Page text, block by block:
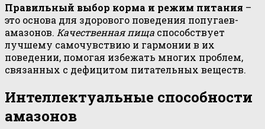
Правильный выбор корма и режим питания –
это основа для здорового поведения попугаев-
амазонов. Качественная пища способствует
лучшему самочувствию и гармонии в их
поведении, помогая избежать многих проблем,
связанных с дефицитом питательных веществ.
Интеллектуальные способности
амазонов